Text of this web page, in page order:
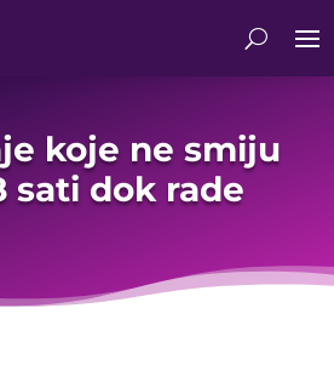
koje ne smiju
sati dok rade